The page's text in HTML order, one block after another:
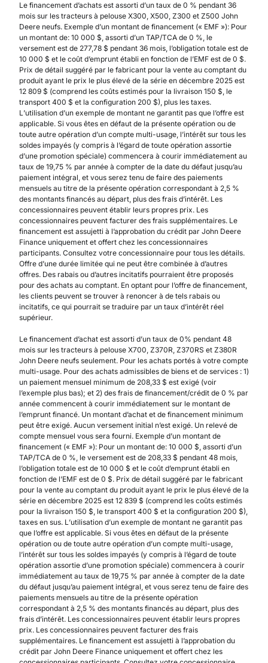
Le financement d’achats est assorti d’un taux de 0 % pendant 36
mois sur les tracteurs à pelouse X300, X500, Z300 et Z500 John
Deere neufs. Exemple d’un montant de financement (« EMF »): Pour
un montant de: 10 000 $, assorti d’un TAP/TCA de 0 %, le
versement est de 277,78 $ pendant 36 mois, l’obligation totale est de
10 000 $ et le coût d’emprunt établi en fonction de l’EMF est de 0 $.
Prix de détail suggéré par le fabricant pour la vente au comptant du
produit ayant le prix le plus élevé de la série en décembre 2025 est
12 809 $ (comprend les coûts estimés pour la livraison 150 $, le
transport 400 $ et la configuration 200 $), plus les taxes.
L’utilisation d’un exemple de montant ne garantit pas que l’offre est
applicable. Si vous êtes en défaut de la présente opération ou de
toute autre opération d’un compte multi-usage, l’intérêt sur tous les
soldes impayés (y compris à l’égard de toute opération assortie
d’une promotion spéciale) commencera à courir immédiatement au
taux de 19,75 % par année à compter de la date du défaut jusqu’au
paiement intégral, et vous serez tenu de faire des paiements
mensuels au titre de la présente opération correspondant à 2,5 %
des montants financés au départ, plus des frais d’intérêt. Les
concessionnaires peuvent établir leurs propres prix. Les
concessionnaires peuvent facturer des frais supplémentaires. Le
financement est assujetti à l’approbation du crédit par John Deere
Finance uniquement et offert chez les concessionnaires
participants. Consultez votre concessionnaire pour tous les détails.
Offre d’une durée limitée qui ne peut être combinée à d’autres
offres. Des rabais ou d’autres incitatifs pourraient être proposés
pour des achats au comptant. En optant pour l’offre de financement,
les clients peuvent se trouver à renoncer à de tels rabais ou
incitatifs, ce qui pourrait se traduire par un taux d’intérêt réel
supérieur.
Le financement d’achat est assorti d’un taux de 0% pendant 48
mois sur les tracteurs à pelouse X700, Z370R, Z370RS et Z380R
John Deere neufs seulement. Pour les achats portés à votre compte
multi-usage. Pour des achats admissibles de biens et de services : 1)
un paiement mensuel minimum de 208,33 $ est exigé (voir
l’exemple plus bas); et 2) des frais de financement/crédit de 0 % par
année commencent à courir immédiatement sur le montant de
l’emprunt financé. Un montant d’achat et de financement minimum
peut être exigé. Aucun versement initial n’est exigé. Un relevé de
compte mensuel vous sera fourni. Exemple d’un montant de
financement (« EMF »): Pour un montant de: 10 000 $, assorti d’un
TAP/TCA de 0 %, le versement est de 208,33 $ pendant 48 mois,
l’obligation totale est de 10 000 $ et le coût d’emprunt établi en
fonction de l’EMF est de 0 $. Prix de détail suggéré par le fabricant
pour la vente au comptant du produit ayant le prix le plus élevé de la
série en décembre 2025 est 12 839 $ (comprend les coûts estimés
pour la livraison 150 $, le transport 400 $ et la configuration 200 $),
taxes en sus. L’utilisation d’un exemple de montant ne garantit pas
que l’offre est applicable. Si vous êtes en défaut de la présente
opération ou de toute autre opération d’un compte multi-usage,
l’intérêt sur tous les soldes impayés (y compris à l’égard de toute
opération assortie d’une promotion spéciale) commencera à courir
immédiatement au taux de 19,75 % par année à compter de la date
du défaut jusqu’au paiement intégral, et vous serez tenu de faire des
paiements mensuels au titre de la présente opération
correspondant à 2,5 % des montants financés au départ, plus des
frais d’intérêt. Les concessionnaires peuvent établir leurs propres
prix. Les concessionnaires peuvent facturer des frais
supplémentaires. Le financement est assujetti à l’approbation du
crédit par John Deere Finance uniquement et offert chez les